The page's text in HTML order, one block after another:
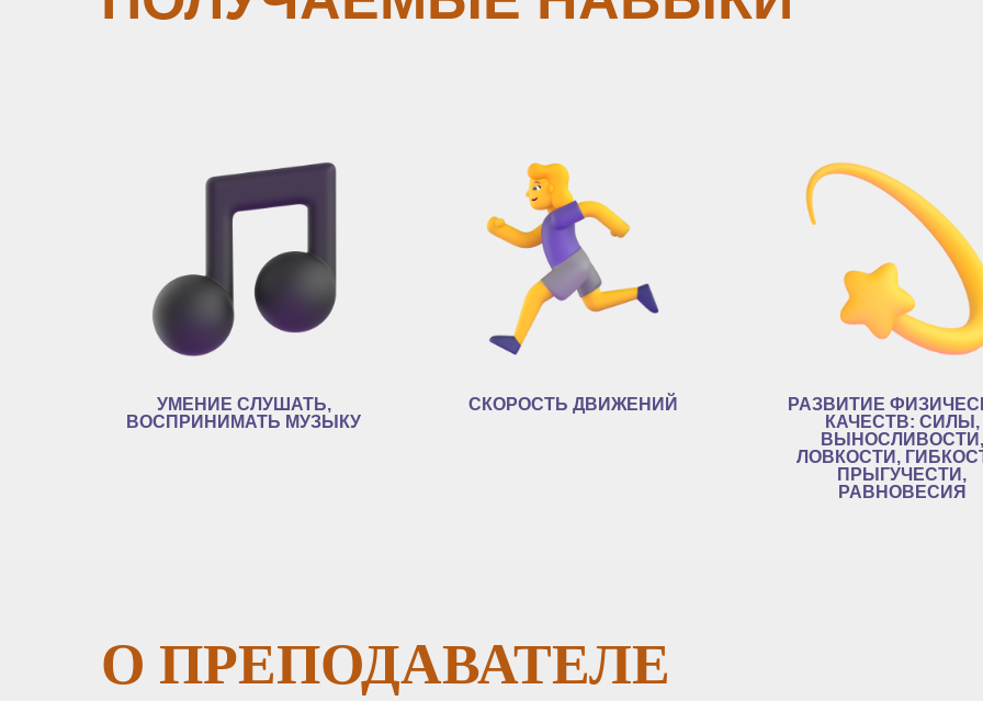
УМЕНИЕ СЛУШАТЬ,
ВОСПРИНИМАТЬ МУЗЫКУ
СКОРОСТЬ ДВИЖЕНИЙ
РАЗВИТИЕ
КАЧЕСТВ: СИЛЫ,
ВЫНОСЛИВОСТИ,
ЛОВКОСТИ,
ПРЫГУЧЕСТИ,
РАВНОВЕСИЯ
О ПРЕПОДАВАТЕЛЕ